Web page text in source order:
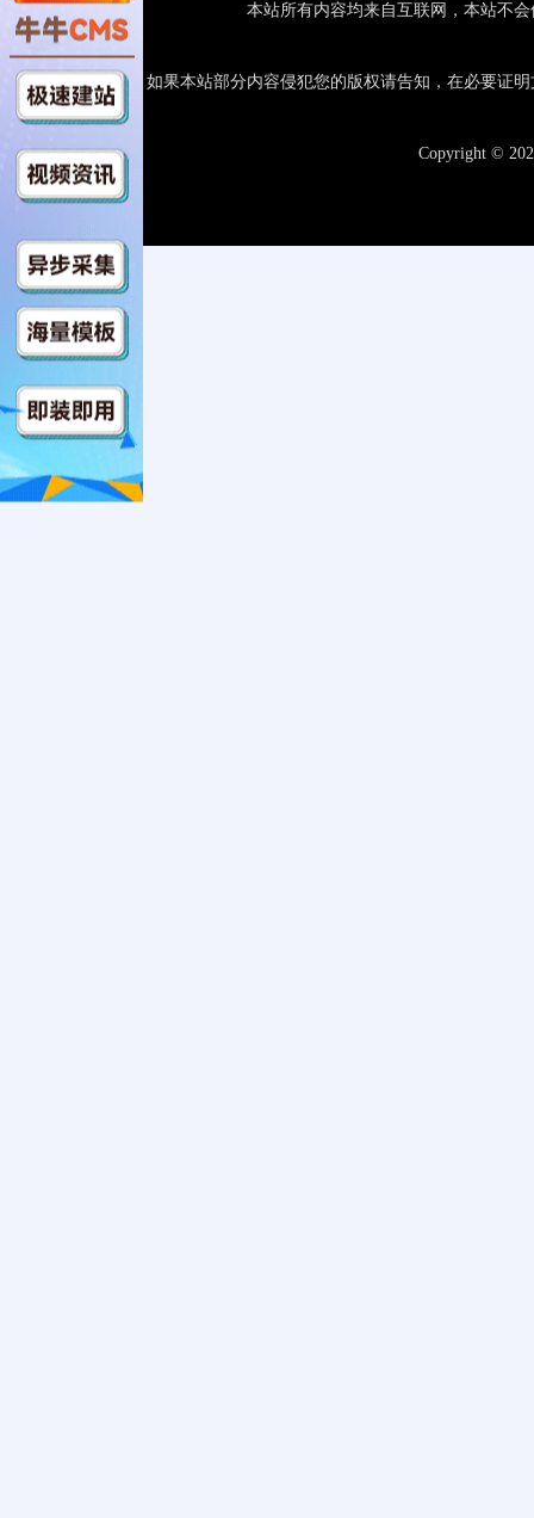
本站所有内容均来自互联网，本站不
如果本站部分内容侵犯您的版权请告知，在必要证
Copyright ©